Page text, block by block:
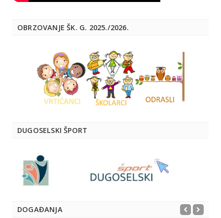
OBRZOVANJE ŠK. G. 2025./2026.
DUGOSELSKI ŠPORT
DOGAĐANJA